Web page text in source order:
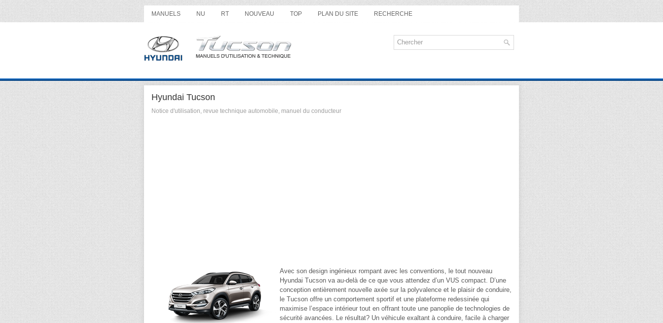
MANUELS NU RT NOUVEAU TOP PLAN DU SITE RECHERCHE
Hyundai Tucson
Notice d'utilisation, revue technique automobile, manuel du conducteur
Avec son design ingénieux rompant avec les conventions, le tout nouveau
Hyundai Tucson va au-delà de ce que vous attendez d’un VUS compact. D’une
conception entièrement nouvelle axée sur la polyvalence et le plaisir de conduire,
le Tucson offre un comportement sportif et une plateforme redessinée qui
maximise l’espace intérieur tout en offrant toute une panoplie de technologies de
sécurité avancées. Le résultat? Un véhicule exaltant à conduire, facile à charger